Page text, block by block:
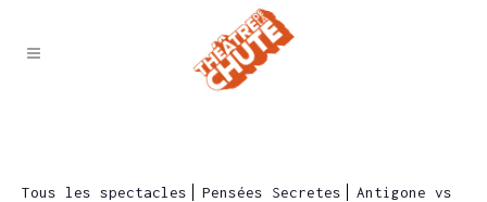
Tous les spectacles Pensées Secretes
Antigone vs